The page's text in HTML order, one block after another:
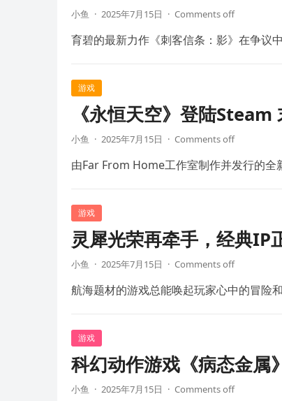
小鱼 · 2025年7月15日 · Comments off
育碧的最新力作《刺客信条：影》在争议
游戏
《永恒天空》登陆
小鱼 · 2025年7月15日 · Comments off
由Far From Home工作室制作并发行的全
游戏
灵犀光荣再牵手，经典IP
小鱼 · 2025年7月15日 · Comments off
航海题材的游戏总能唤起玩家心中的冒险
游戏
科幻动作游戏《病态金属
小鱼 · 2025年7月15日 · Comments off